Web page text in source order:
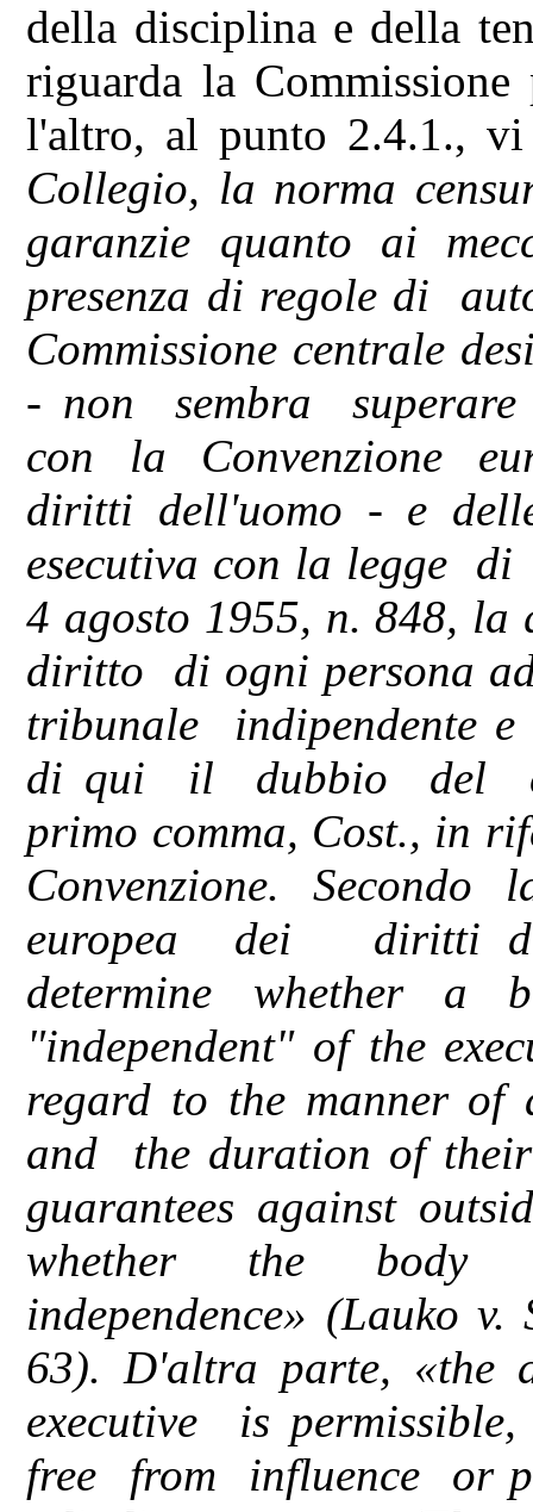
della disciplina e della
riguarda la
l'altro, al punto 2.4.1.,
Collegio, la norma
garanzie quanto ai
presenza di regole di
Commissione centrale
- non sembra superare
con la Convenzione
diritti dell'uomo - e
esecutiva con la legge
4 agosto 1955, n. 848, la
diritto di ogni persona
tribunale indipendente
di qui il dubbio del
primo comma, Cost., in
Convenzione.
europea dei diritti
determine whether a
"independent" of the
regard to the manner
and the duration of
guarantees against
whether the body
independence» (Lauko
63). D'altra parte, «the
executive is
free from influence or